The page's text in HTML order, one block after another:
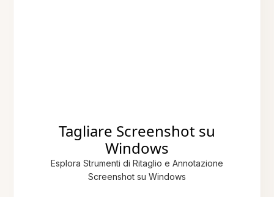
Tagliare Screenshot su
Windows
Esplora Strumenti di Ritaglio e Annotazione
Screenshot su Windows